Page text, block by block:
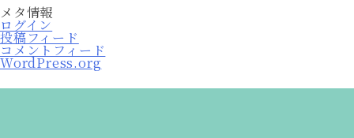
メタ情報
ログイン
投稿フィード
コメントフィード
WordPress.org